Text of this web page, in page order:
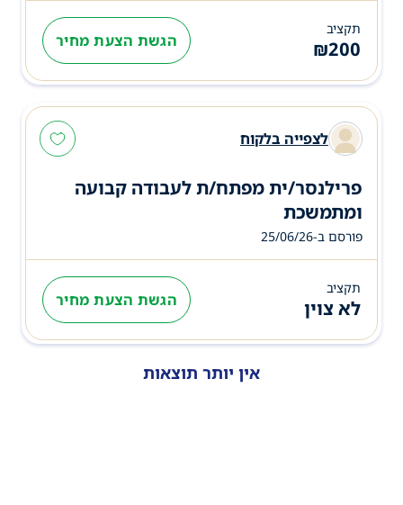
תקציב
₪200 הגשת הצעת מחיר
לצפייה בלקוח
פרילנסר/ית מפתח/ת לעבודה קבועה
ומתמשכת
פורסם ב-25/06/26
תקציב
לא צוין הגשת הצעת מחיר
אין יותר תוצאות